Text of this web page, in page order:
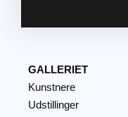
GALLERIET
Kunstnere
Udstillinger